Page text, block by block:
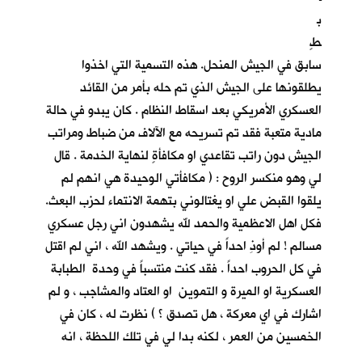
ب
طٍ
سابق في الجيش المنحل. هذه التسمية التي اخذوا
يطلقونها على الجيش الذي تم حله بأمر من القائد
العسكري الأمريكي بعد اسقاط النظام . كان يبدو في حالة
مادية متعبة فقد تم تسريحه مع الآلاف من ضباط ومراتب
الجيش دون راتب تقاعدي او مكافأةٍ لنهاية الخدمة . قال
لي وهو منكسر الروح : ( مكافأتي الوحيدة هي انهم لم
يلقوا القبض علي او يغتالوني بتهمة الانتماء لحزب البعث.
فكل اهل الاعظمية والحمد لله يشهدون اني رجل عسكري
مسالم ! لم أوذِ احداً في حياتي . ويشهد الله ، اني لم اقتل
في كل الحروب احداً . فقد كنت منتسباً في وحدة الطبابة
العسكرية او الميرة و التموين او العتاد والمشاجب ، و لم
اشارك في اي معركة ، هل تصدق ؟ ) نظرت له ، كان في
الخمسين من العمر ، لكنه بدا لي في تلك اللحظة ، انه